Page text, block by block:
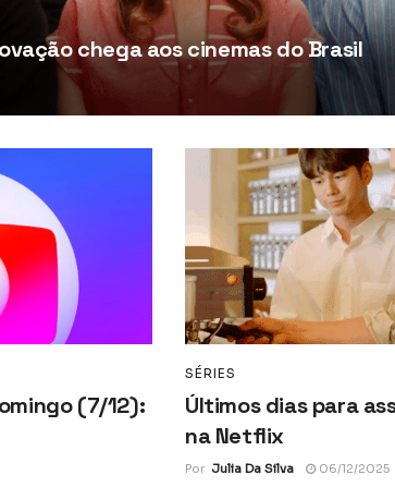
chega aos cinemas do Brasil
(7/12):
SÉRIES
Últimos dias para
na Netflix
Por Julia Da Silva 06/12/2025